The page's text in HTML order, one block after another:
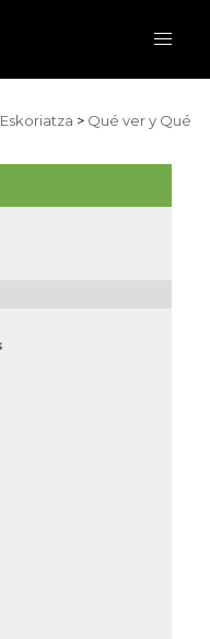
> Qué ver y Qué